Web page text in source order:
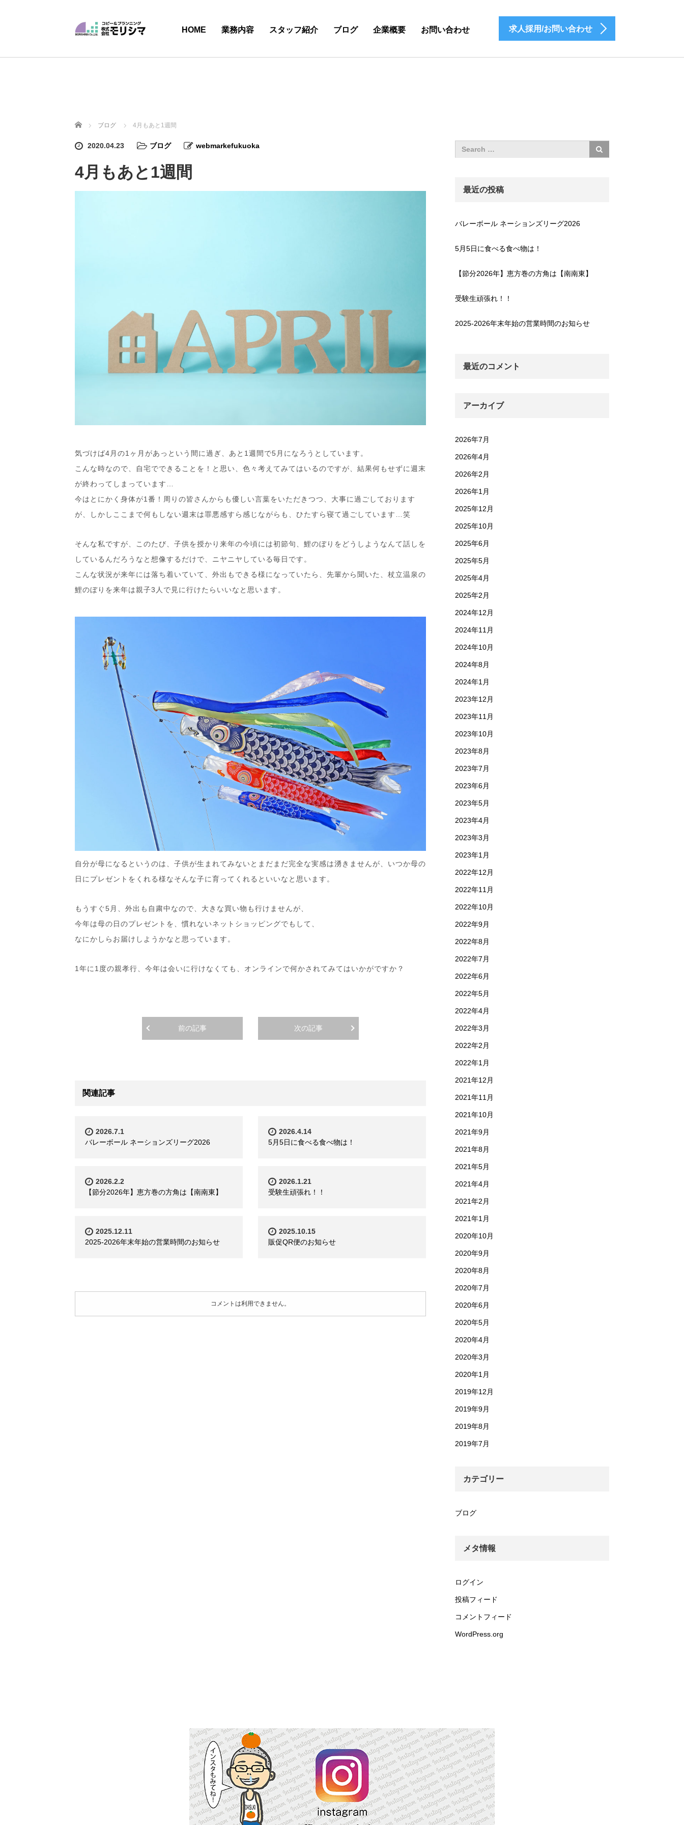
HOME 業務内容 スタッフ紹介 ブログ 企業概要 お問い合わせ 求人採用/お問い合わせ
ホーム ブログ 4月もあと1週間
2020.04.23 ブログ webmarkefukuoka
4月もあと1週間
気づけば4月の1ヶ月があっという間に過ぎ、あと1週間で5月になろうとしています。
こんな時なので、自宅でできることを！と思い、色々考えてみてはいるのですが、結果何もせずに週末
が終わってしまっています…
今はとにかく身体が1番！周りの皆さんからも優しい言葉をいただきつつ、大事に過ごしております
が、しかしここまで何もしない週末は罪悪感すら感じながらも、ひたすら寝て過ごしています…笑
そんな私ですが、このたび、子供を授かり来年の今頃には初節句、鯉のぼりをどうしようなんて話しを
しているんだろうなと想像するだけで、ニヤニヤしている毎日です。
こんな状況が来年には落ち着いていて、外出もできる様になっていたら、先輩から聞いた、杖立温泉の
鯉のぼりを来年は親子3人で見に行けたらいいなと思います。
自分が母になるというのは、子供が生まれてみないとまだまだ完全な実感は湧きませんが、いつか母の
日にプレゼントをくれる様なそんな子に育ってくれるといいなと思います。
もうすぐ5月、外出も自粛中なので、大きな買い物も行けませんが、
今年は母の日のプレゼントを、慣れないネットショッピングでもして、
なにかしらお届けしようかなと思っています。
1年に1度の親孝行、今年は会いに行けなくても、オンラインで何かされてみてはいかがですか？
前の記事 次の記事
関連記事
2026.7.1
バレーボール ネーションズリーグ2026
2026.4.14
5月5日に食べる食べ物は！
2026.2.2
【節分2026年】恵方巻の方角は【南南東】
2026.1.21
受験生頑張れ！！
2025.12.11
2025-2026年末年始の営業時間のお知らせ
2025.10.15
販促QR便のお知らせ
コメントは利用できません。
最近の投稿
バレーボール ネーションズリーグ2026
5月5日に食べる食べ物は！
【節分2026年】恵方巻の方角は【南南東】
受験生頑張れ！！
2025-2026年末年始の営業時間のお知らせ
最近のコメント
アーカイブ
2026年7月
2026年4月
2026年2月
2026年1月
2025年12月
2025年10月
2025年6月
2025年5月
2025年4月
2025年2月
2024年12月
2024年11月
2024年10月
2024年8月
2024年1月
2023年12月
2023年11月
2023年10月
2023年8月
2023年7月
2023年6月
2023年5月
2023年4月
2023年3月
2023年1月
2022年12月
2022年11月
2022年10月
2022年9月
2022年8月
2022年7月
2022年6月
2022年5月
2022年4月
2022年3月
2022年2月
2022年1月
2021年12月
2021年11月
2021年10月
2021年9月
2021年8月
2021年5月
2021年4月
2021年2月
2021年1月
2020年10月
2020年9月
2020年8月
2020年7月
2020年6月
2020年5月
2020年4月
2020年3月
2020年1月
2019年12月
2019年9月
2019年8月
2019年7月
カテゴリー
ブログ
メタ情報
ログイン
投稿フィード
コメントフィード
WordPress.org